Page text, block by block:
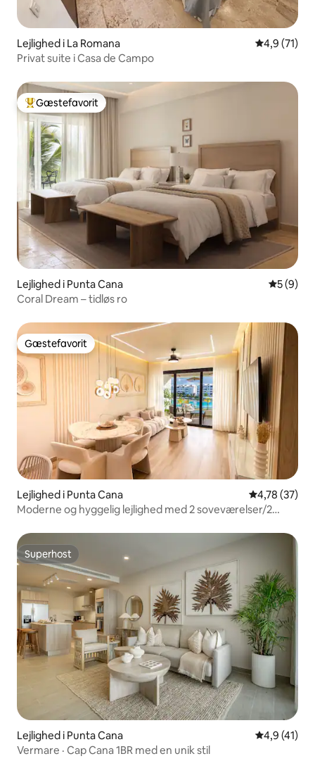
Lejlighed i La Romana 4,9 ud af 5
4,9 (71)
Privat suite i Casa de Campo
Bedste gæstefavorit
Gæstefavorit
Lejlighed i Punta Cana 5 ud af 5
5 (9)
Coral Dream – tidløs ro
Gæstefavorit
Gæstefavorit
Lejlighed i Punta Cana 4,78 ud af 5
4,78 (37)
Moderne og hyggelig lejlighed med 2 soveværelser/2
Superhost
Superhost
Lejlighed i Punta Cana 4,9 ud af 5
4,9 (41)
Vermare · Cap Cana 1BR med en unik stil